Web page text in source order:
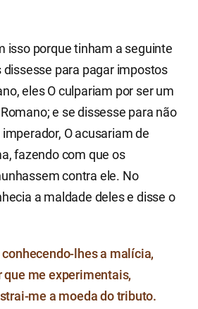
isso porque tinham a seguinte
dissesse para pagar impostos
eles O culpariam por ser um
e se dissesse para não
O acusariam de
fazendo com que os
contra ele. No
a maldade deles e disse o
conhecendo-lhes a malícia,
que me experimentais,
me a moeda do tributo.